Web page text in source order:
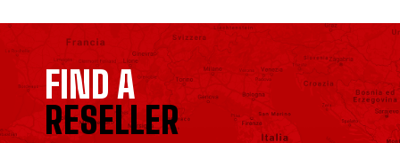
FIND A
RESELLER